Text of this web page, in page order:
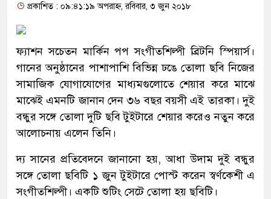
প্রকাশিত : ০৯:৪১:১৯ অপরাহ্ন, রবিবার, ৩ জুন ২০১৮
ফ্যাশন সচেতন মার্কিন পপ সংগীতশিল্পী ব্রিটনি স্পিয়ার্স।
গানের অনুষ্ঠানের পাশাপাশি বিভিন্ন ঢঙে তোলা ছবি নিজের
সামাজিক যোগাযোগের মাধ্যমগুলোতে শেয়ার করে মাঝে
মাঝেই এমনটি জানান দেন ৩৬ বছর বয়সী এই তারকা। দুই
বন্ধুর সঙ্গে তোলা দুটি ছবি টুইটারে শেয়ার করেও নতুন করে
আলোচনায় এলেন তিনি।
দ্য সানের প্রতিবেদনে জানানো হয়, আধা উদাম দুই বন্ধুর
সঙ্গে তোলা ছবিটি ১ জুন টুইটারে পোস্ট করেন স্বর্ণকেশী এ
সংগীতশিল্পী। একটি শুটিং সেটে তোলা হয় ছবিটি।